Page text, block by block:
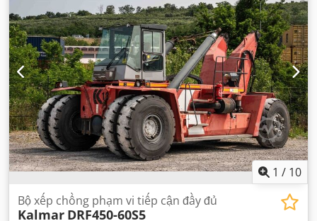
1 / 10
Bộ xếp chồng phạm vi tiếp cận đầy đủ
Kalmar DRF450-60S5